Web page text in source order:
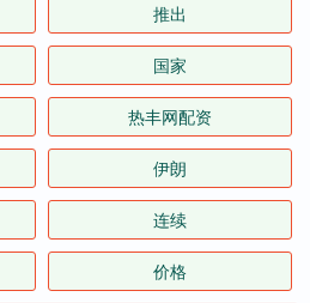
推出
国家
热丰网配资
伊朗
连续
价格